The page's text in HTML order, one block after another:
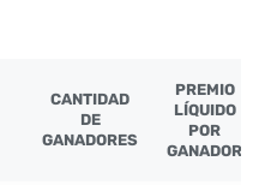
CANTIDAD
DE
GANADORES
PREMIO
LÍQUIDO
POR
GANADOR